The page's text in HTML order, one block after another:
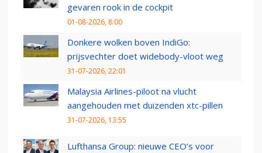
gevaren rook in de cockpit
01-08-2026, 8:00
Donkere wolken boven IndiGo:
prijsvechter doet widebody-vloot weg
31-07-2026, 22:01
Malaysia Airlines-piloot na vlucht
aangehouden met duizenden xtc-pillen
31-07-2026, 13:55
Lufthansa Group: nieuwe CEO’s voor